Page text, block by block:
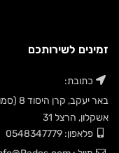
זמינים לשירותכם
כתובת:
באר יעקב, קרן היסוד 8 (סמוך לראשון לציון)
אשקלון, הרצל 31
פלאפון: 0548347779